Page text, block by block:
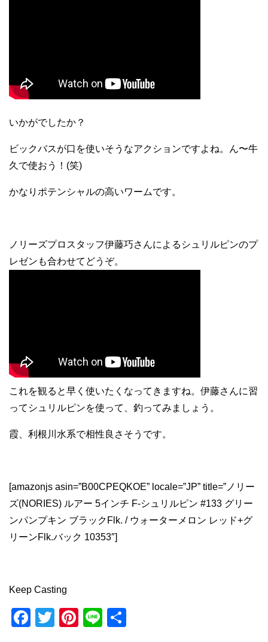
いかがでしたか？
ビックバスが口を使いそうなアクションですよね。ん〜牛
久で使おう！(笑)
かなりポテンシャルの高いワームです。
ノリーズプロスタッフ伊藤巧さんによるシュリルピンのプ
レゼンも合わせてどうぞ。
これを観ると早く使いたくなってきますね。伊藤さんに習
ってシュリルピンを使って、釣ってみましょう。
霞、利根川水系で相性良さそうです。
[amazonjs asin=”B00CPEQKOE” locale=”JP” title=”ノリー
ズ(NORIES) ルアー 5インチ F-シュリルピン #133 グリー
ンパンプキン ブラックFlk. / ウォーターメロン レッド+グ
リーンFlk.バック 10353″]
Keep Casting
F
T
Pi
Li